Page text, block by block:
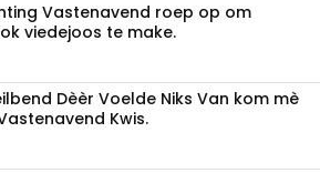
Vastenavend roep op om
viedejoos te make.
Dèèr Voelde Niks Van kom mè
Kwis.